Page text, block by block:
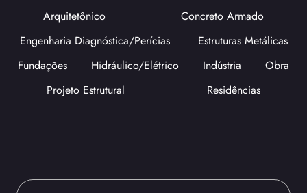
Arquitetônico
Concreto Armado
Engenharia Diagnóstica/Perícias
Estruturas Metálicas
Fundações
Hidráulico/Elétrico Indústria
Obra
Projeto Estrutural
Residências